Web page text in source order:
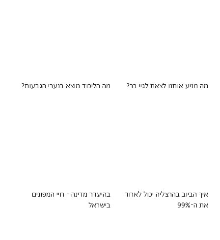
מה מניע אותנו לצאת לגיי בר? מה הליכוד מוצא בנערי הגבעות?
איך הביוב בהרצליה יכול לאחד
את ה-99%
בהיעדר מדינה - חיי המפונים
בישראל